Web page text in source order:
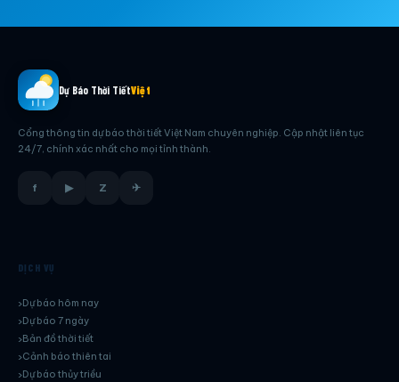
Dự Báo Thời TiếtViệt
Cổng thông tin dự báo thời tiết Việt Nam chuyên nghiệp. Cập nhật liên tục
24/7, chính xác nhất cho mọi tỉnh thành.
f ▶ Z ✈
DỊCH VỤ
Dự báo hôm nay
Dự báo 7 ngày
Bản đồ thời tiết
Cảnh báo thiên tai
Dự báo thủy triều